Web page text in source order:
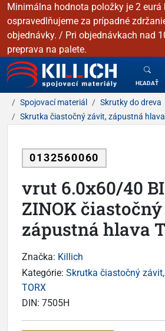
Minimálna hodnota položky je 2 eurá
ospravedlňujeme za prípadné
objednávky. / Pri objednávkach nad
preprava na palete.
KILLICH - Spojovacie materiály
HĽADAŤ
Spojovací materiál
Skrutky do dreva
Skrutka čiastočný závit, zápustná hlava
0132560060
vrut 6.0x60/40
ZINOK
zápustná hlava
Značka: Killich
Kategórie: Skrutka čiastočný
TORX
DIN: 7505H